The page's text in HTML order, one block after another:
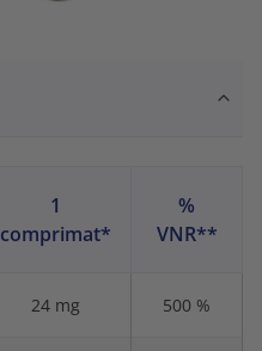
1
comprimat*
%
VNR**
24 mg 500 %